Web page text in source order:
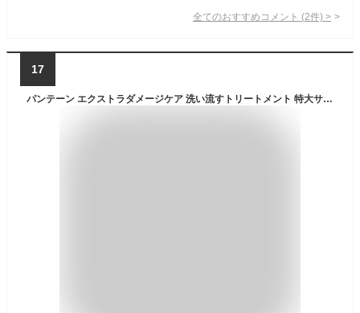
全てのおすすめコメント (2件) >
17
パンテーン エクストラダメージケア 洗い流すトリートメント 特大サイズ 300g × 3個セット 切れ毛・枝毛等のダメージに